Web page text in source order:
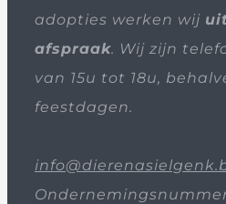
adopties werken wij
afspraak. Wij zijn
van 15u tot 18u,
feestdagen.